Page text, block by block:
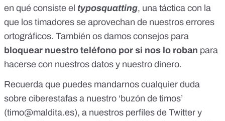
en qué consiste el typosquatting, una táctica con la
que los timadores se aprovechan de nuestros errores
ortográficos. También os damos consejos para
bloquear nuestro teléfono por si nos lo roban para
hacerse con nuestros datos y nuestro dinero.
Recuerda que puedes mandarnos cualquier duda
sobre ciberestafas a nuestro ‘buzón de timos’
(timo@maldita.es), a nuestros perfiles de Twitter y